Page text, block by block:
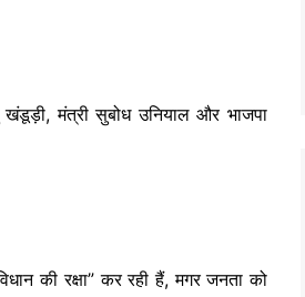
मंत्री सुबोध उनियाल और भाजपा
की रक्षा” कर रही हैं, मगर जनता को